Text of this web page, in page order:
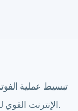
تبسيط عملية
الإنترنت القوي لدينا. إنشاء وإرسال وتتبع الفواتير بسهولة.